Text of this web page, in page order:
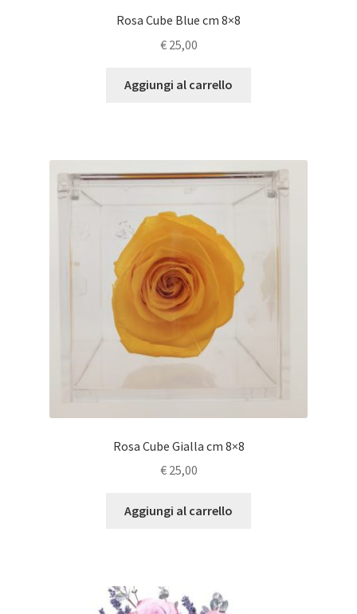
Rosa Cube Blue cm 8×8
€25,00
Aggiungi al carrello
Rosa Cube Gialla cm 8×8
€25,00
Aggiungi al carrello